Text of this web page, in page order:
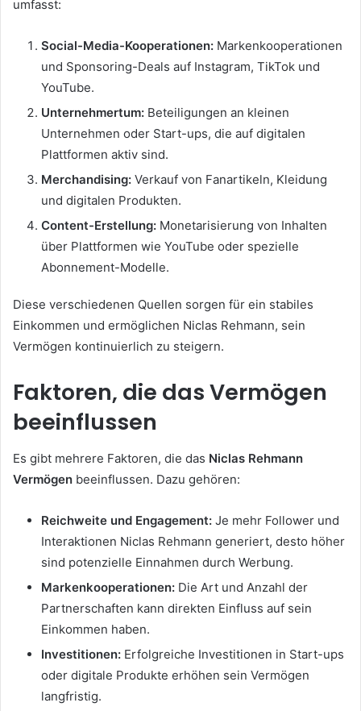
umfasst:
Social-Media-Kooperationen: Markenkooperationen
und Sponsoring-Deals auf Instagram, TikTok und
YouTube.
Unternehmertum: Beteiligungen an kleinen
Unternehmen oder Start-ups, die auf digitalen
Plattformen aktiv sind.
Merchandising: Verkauf von Fanartikeln, Kleidung
und digitalen Produkten.
Content-Erstellung: Monetarisierung von Inhalten
über Plattformen wie YouTube oder spezielle
Abonnement-Modelle.
Diese verschiedenen Quellen sorgen für ein stabiles
Einkommen und ermöglichen Niclas Rehmann, sein
Vermögen kontinuierlich zu steigern.
Faktoren, die das Vermögen
beeinflussen
Es gibt mehrere Faktoren, die das Niclas Rehmann
Vermögen beeinflussen. Dazu gehören:
Reichweite und Engagement: Je mehr Follower und
Interaktionen Niclas Rehmann generiert, desto höher
sind potenzielle Einnahmen durch Werbung.
Markenkooperationen: Die Art und Anzahl der
Partnerschaften kann direkten Einfluss auf sein
Einkommen haben.
Investitionen: Erfolgreiche Investitionen in Start-ups
oder digitale Produkte erhöhen sein Vermögen
langfristig.